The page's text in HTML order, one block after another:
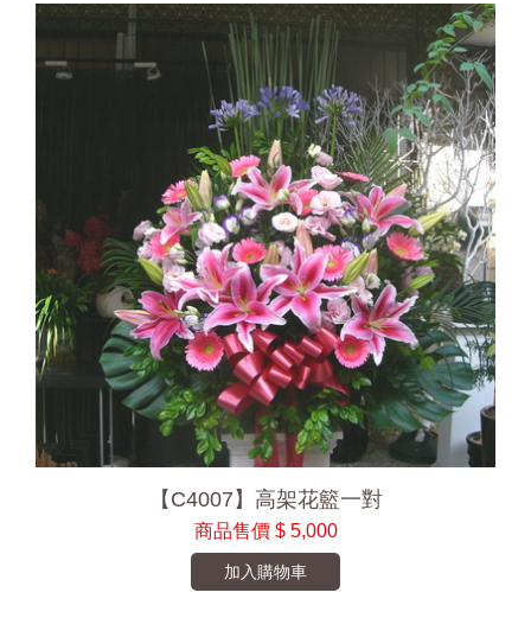
【C4007】高架花籃一對
商品售價 $ 5,000
加入購物車